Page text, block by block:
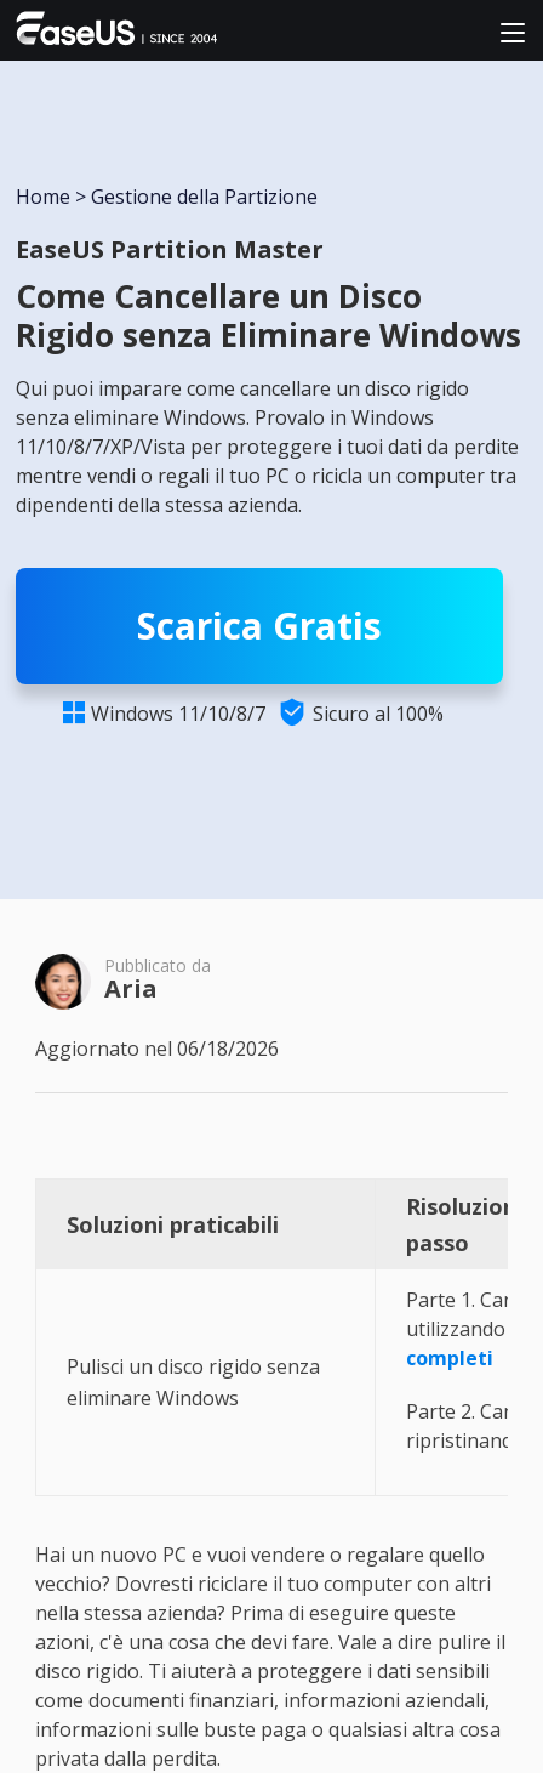
Home > Gestione della Partizione
EaseUS Partition Master
Come Cancellare un Disco
Rigido senza Eliminare Windows
Qui puoi imparare come cancellare un disco rigido
senza eliminare Windows. Provalo in Windows
11/10/8/7/XP/Vista per proteggere i tuoi dati da perdite
mentre vendi o regali il tuo PC o ricicla un computer tra
dipendenti della stessa azienda.
Scarica Gratis
 Windows 11/10/8/7  Sicuro al 100%
Pubblicato da
Aria
Aggiornato nel 06/18/2026
Soluzioni praticabili
Risoluzione
passo
Pulisci un disco rigido senza
eliminare Windows
Parte 1.
utilizzando
completi
Parte 2.
ripristinando...
Hai un nuovo PC e vuoi vendere o regalare quello
vecchio? Dovresti riciclare il tuo computer con altri
nella stessa azienda? Prima di eseguire queste
azioni, c'è una cosa che devi fare. Vale a dire pulire il
disco rigido. Ti aiuterà a proteggere i dati sensibili
come documenti finanziari, informazioni aziendali,
informazioni sulle buste paga o qualsiasi altra cosa
privata dalla perdita.